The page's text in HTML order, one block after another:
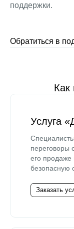
поддержки.
Обратиться в
Как
Услуга
переговоры
его продаже
безопасную
Заказать